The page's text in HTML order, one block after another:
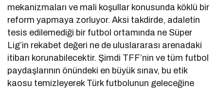
mekanizmaları ve mali koşullar konusunda köklü bir
reform yapmaya zorluyor. Aksi takdirde, adaletin
tesis edilemediği bir futbol ortamında ne Süper
Lig’in rekabet değeri ne de uluslararası arenadaki
itibarı korunabilecektir. Şimdi TFF’nin ve tüm futbol
paydaşlarının önündeki en büyük sınav, bu etik
kaosu temizleyerek Türk futbolunun geleceğine